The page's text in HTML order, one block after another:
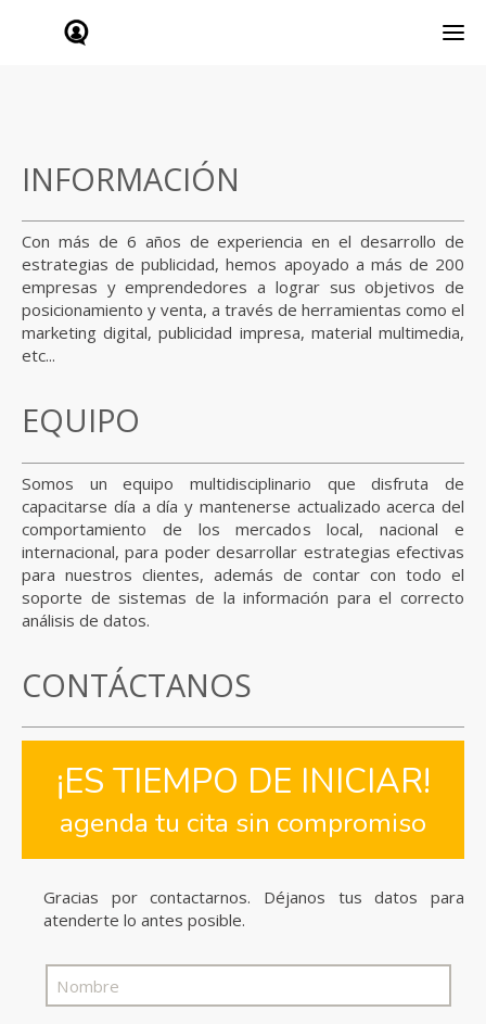
INFORMACIÓN
Con más de 6 años de experiencia en el desarrollo de
estrategias de publicidad, hemos apoyado a más de 200
empresas y emprendedores a lograr sus objetivos de
posicionamiento y venta, a través de herramientas como el
marketing digital, publicidad impresa, material multimedia,
etc...
EQUIPO
Somos un equipo multidisciplinario que disfruta de
capacitarse día a día y mantenerse actualizado acerca del
comportamiento de los mercados local, nacional e
internacional, para poder desarrollar estrategias efectivas
para nuestros clientes, además de contar con todo el
soporte de sistemas de la información para el correcto
análisis de datos.
CONTÁCTANOS
¡ES TIEMPO DE INICIAR!
agenda tu cita sin compromiso
Gracias por contactarnos. Déjanos tus datos para
atenderte lo antes posible.